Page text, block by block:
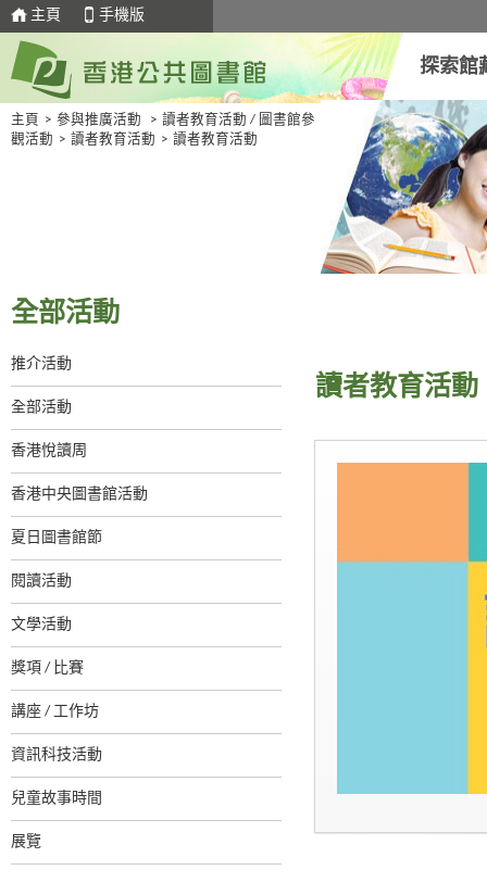
主頁 手機版
探索館
主頁 > 參與推廣活動 > 讀者教育活動 / 圖書館參
觀活動 > 讀者教育活動 > 讀者教育活動
全部活動
推介活動
全部活動
香港悅讀周
香港中央圖書館活動
夏日圖書館節
閱讀活動
文學活動
獎項 / 比賽
講座 / 工作坊
資訊科技活動
兒童故事時間
展覽
讀者教育活動